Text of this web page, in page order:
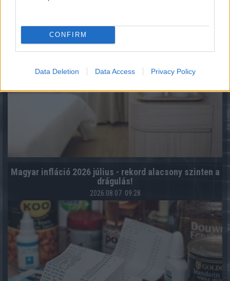
CONFIRM
Data Deletion Data Access Privacy Policy
Magyar infláció 2026 július - rekord alacsony szinten a
drágulás!
2026.08.07. 09:28